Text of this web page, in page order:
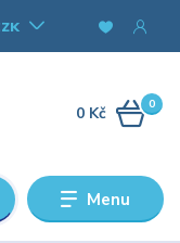
Menu
0
0 Kč